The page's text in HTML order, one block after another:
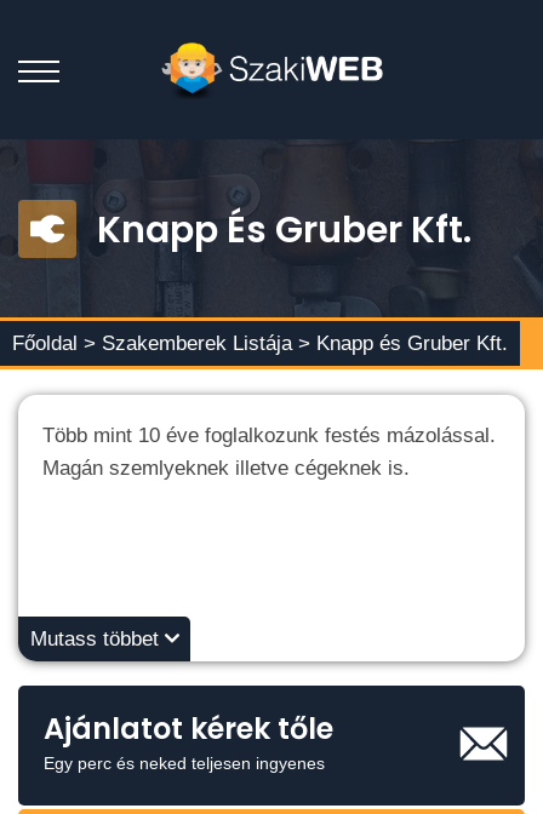
Knapp És Gruber Kft.
Főoldal > Szakemberek Listája > Knapp és Gruber Kft.
Több mint 10 éve foglalkozunk festés mázolással.
Magán szemlyeknek illetve cégeknek is.
Mutass többet
Ajánlatot kérek tőle
Egy perc és neked teljesen ingyenes